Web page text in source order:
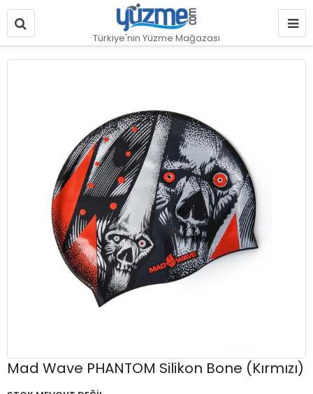
Türkiye'nin Yüzme Mağazası
Mad Wave PHANTOM Silikon Bone (Kırmızı)
Resim
Resim